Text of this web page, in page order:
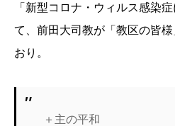
「新型コロナ・ウィルス感染
て、前田大司教が「教区の皆
おり。
＋主の平和